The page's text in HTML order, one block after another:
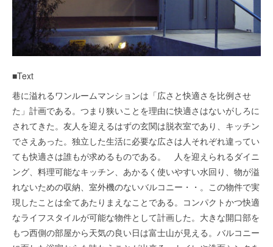
■Text
巷に溢れるワンルームマンションは「広さと快適さを比例させ
た」計画である。つまり狭いことを理由に快適さはないがしろに
されてきた。友人を迎えるはずの玄関は脱衣室であり、キッチン
でさえあった。独立した生活に必要な広さは人それぞれ違ってい
ても快適さは誰もが求めるものである。 人を迎えられるダイニ
ング、料理可能なキッチン、あかるく使いやすい水回り、物が溢
れないための収納、室外機のないバルコニー・・。この物件で実
現したことは全てあたりまえなことである。コンパクトかつ快適
なライフスタイルが可能な物件として計画した。大きな開口部を
もつ西側の部屋から天気の良い日は富士山が見える。バルコニー